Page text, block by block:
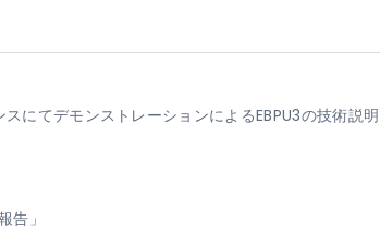
にてデモンストレーションによるEBPU3の技術説明
告」